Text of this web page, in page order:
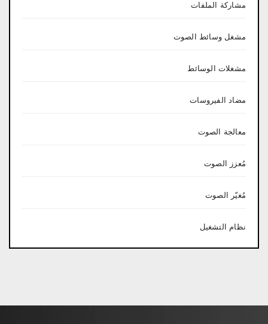
مشاركة الملفات
مشغل وسائط الصوت
مشغلات الوسائط
مضاد الفيروسات
معالجة الصوت
مُعزز الصوت
مُغيّر الصوت
نظام التشغيل